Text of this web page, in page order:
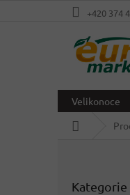
+420 374
Velikonoce
kategorie
Kategorie